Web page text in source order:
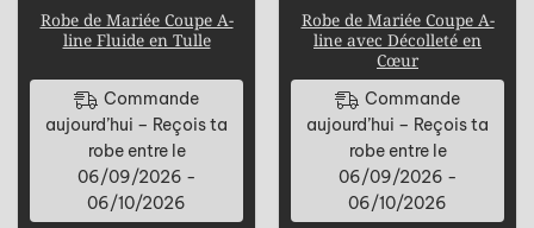
Robe de Mariée Coupe A-
line Fluide en Tulle
Commande
aujourd’hui – Reçois ta
robe entre le
06/09/2026 -
06/10/2026
Robe de Mariée Coupe A-
line avec Décolleté en
Cœur
Commande
aujourd’hui – Reçois ta
robe entre le
06/09/2026 -
06/10/2026